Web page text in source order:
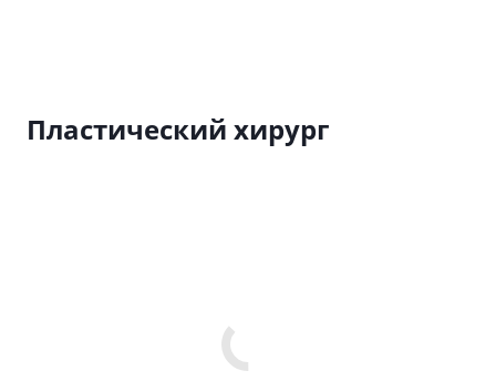
Пластический хирург